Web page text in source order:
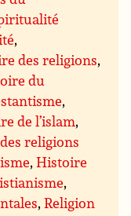
,
des religions,
du
,
de l’islam,
religions
,Histoire
,
,Religion